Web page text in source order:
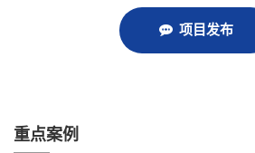
项目发布
重点案例